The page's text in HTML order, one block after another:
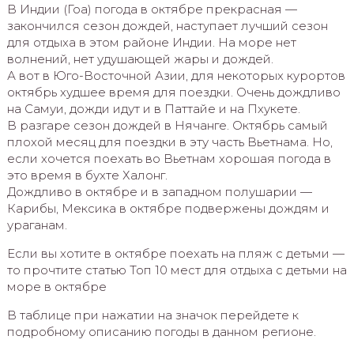
В Индии (Гоа) погода в октябре прекрасная —
закончился сезон дождей, наступает лучший сезон
для отдыха в этом районе Индии. На море нет
волнений, нет удушающей жары и дождей.
А вот в Юго-Восточной Азии, для некоторых курортов
октябрь худшее время для поездки. Очень дождливо
на Самуи, дожди идут и в Паттайе и на Пхукете.
В разгаре сезон дождей в Нячанге. Октябрь самый
плохой месяц для поездки в эту часть Вьетнама. Но,
если хочется поехать во Вьетнам хорошая погода в
это время в бухте Халонг.
Дождливо в октябре и в западном полушарии —
Карибы, Мексика в октябре подвержены дождям и
ураганам.
Если вы хотите в октябре поехать на пляж с детьми —
то прочтите статью Топ 10 мест для отдыха с детьми на
море в октябре
В таблице при нажатии на значок перейдете к
подробному описанию погоды в данном регионе.